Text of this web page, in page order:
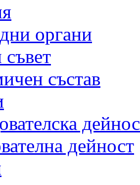
органи
състав
дейност